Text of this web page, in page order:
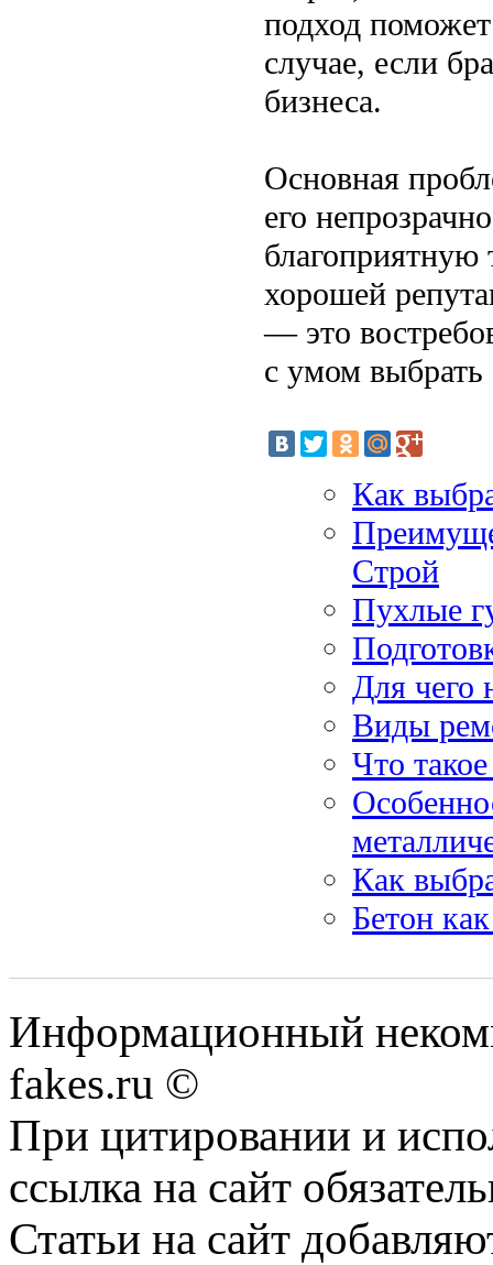
подход
случае, если
бизнеса.
Основная
его
благоприятную
хорошей
— это
с умом выбрать
Как
Строй
Пухлые
Для чего
Виды
Что
Как
Бетон
Информационный
fakes.ru ©
При цитировании и
ссылка на сайт
Статьи на сайт